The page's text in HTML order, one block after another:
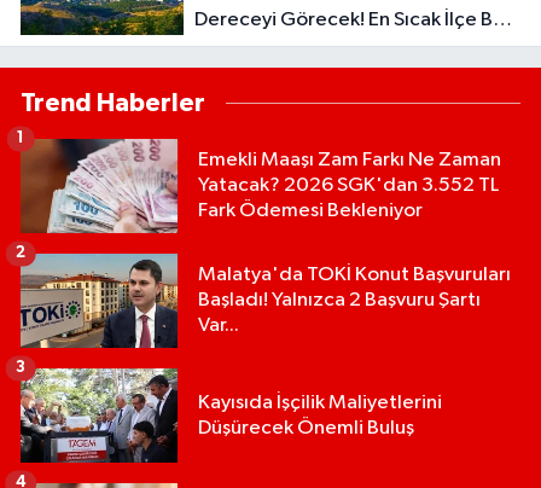
Dereceyi Görecek! En Sıcak İlçe Belli
Oldu..
Trend Haberler
Emekli Maaşı Zam Farkı Ne Zaman
Yatacak? 2026 SGK'dan 3.552 TL
Fark Ödemesi Bekleniyor
1
Malatya'da TOKİ Konut Başvuruları
Başladı! Yalnızca 2 Başvuru Şartı
Var...
2
Kayısıda İşçilik Maliyetlerini
Düşürecek Önemli Buluş
3
4